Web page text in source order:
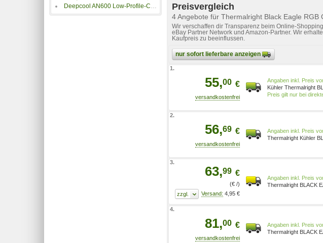
Deepcool AN600 Low-Profile-CPU-Kühler
Preisvergleich
4 Angebote für Thermalright Black Eagle RGB
Wir verschaffen dir Transparenz beim Online-
eBay Partner Network und Amazon-Partner. Wir
Kaufpreis zu beeinflussen.
nur sofort lieferbare anzeigen
1.
55,00 €
Preis
Kühler Thermalright
Preis gilt nur bei
2.
56,69 €
Preis
Thermalright Kühler
3.
63,99 €
(€ /)
4,95 €
Preis
Thermalright BLACK
4.
81,00 €
Preis
Thermalright BLACK